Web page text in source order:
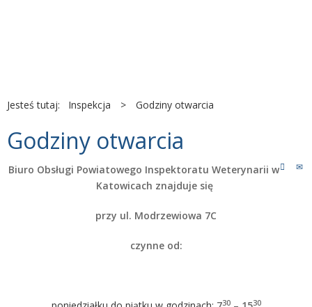
Jesteś tutaj: Inspekcja > Godziny otwarcia
Godziny otwarcia
Biuro Obsługi Powiatowego Inspektoratu Weterynarii w
Katowicach znajduje się
przy ul. Modrzewiowa 7C
czynne od:
30 30